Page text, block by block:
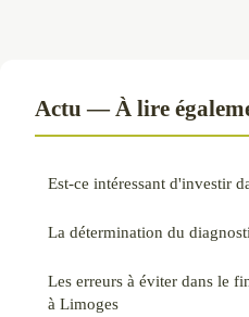
Actu — À lire
Est-ce intéressant d'investir
La détermination du
Les erreurs à éviter dans le
à Limoges